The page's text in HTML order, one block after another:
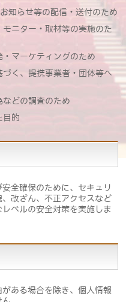
知らせ等の配信・送付のため
ニター・取材等の実施のた
マーケティングのため
く、提携事業者・団体等へ
どの調査のため
目的
全確保のために、セキュリ
改ざん、不正アクセスなど
ベルの安全対策を実施しま
ある場合を除き、個人情報